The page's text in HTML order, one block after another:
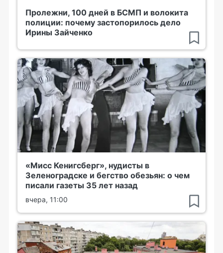
Пролежни, 100 дней в БСМП и волокита
полиции: почему застопорилось дело
Ирины Зайченко
«Мисс Кенигсберг», нудисты в
Зеленоградске и бегство обезьян: о чем
писали газеты 35 лет назад
вчера, 11:00